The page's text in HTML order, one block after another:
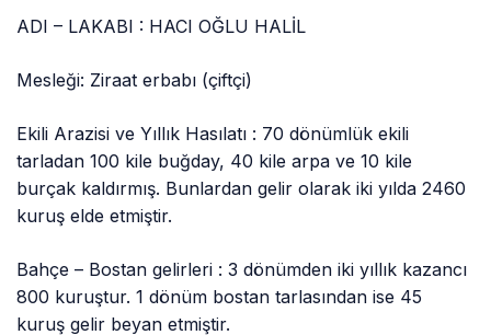
ADI – LAKABI : HACI OĞLU HALİL
Mesleği: Ziraat erbabı (çiftçi)
Ekili Arazisi ve Yıllık Hasılatı : 70 dönümlük ekili
tarladan 100 kile buğday, 40 kile arpa ve 10 kile
burçak kaldırmış. Bunlardan gelir olarak iki yılda 2460
kuruş elde etmiştir.
Bahçe – Bostan gelirleri : 3 dönümden iki yıllık kazancı
800 kuruştur. 1 dönüm bostan tarlasından ise 45
kuruş gelir beyan etmiştir.